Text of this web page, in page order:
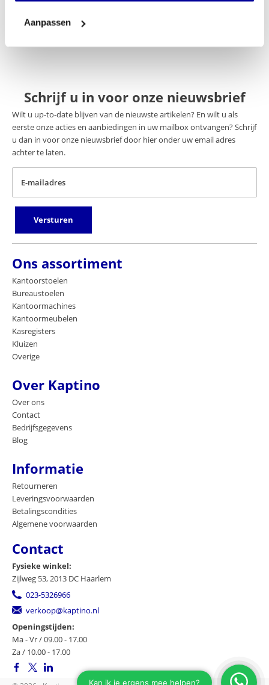
Aanpassen
Optie Hoofdsteun
Schrijf u in voor onze nieuwsbrief
Wilt u up-to-date blijven van de nieuwste artikelen? En wilt u als
eerste onze acties en aanbiedingen in uw mailbox ontvangen? Schrijf
u dan in voor onze nieuwsbrief door hier onder uw email adres
achter te laten.
E-mailadres
Versturen
Ons assortiment
Kantoorstoelen
Bureaustoelen
Kantoormachines
Kantoormeubelen
Kasregisters
Kluizen
Overige
Over Kaptino
Over ons
Contact
Bedrijfsgegevens
Blog
Informatie
Retourneren
Leveringsvoorwaarden
Betalingscondities
Algemene voorwaarden
Contact
Fysieke winkel:
Zijlweg 53, 2013 DC Haarlem
023-5326966
verkoop@kaptino.nl
Openingstijden:
Ma - Vr / 09.00 - 17.00
Za / 10.00 - 17.00